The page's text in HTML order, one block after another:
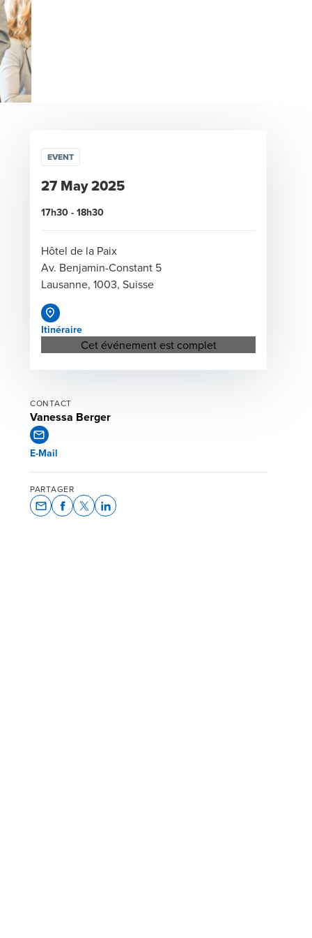
EVENT
27 May 2025
17h30 - 18h30
Hôtel de la Paix
Av. Benjamin-Constant 5
Lausanne, 1003, Suisse
Itinéraire
Cet événement est complet
Opens in a new window/tab
CONTACT
Vanessa Berger
E-Mail
PARTAGER